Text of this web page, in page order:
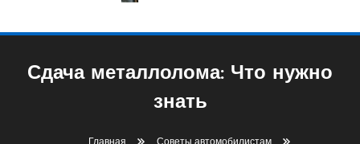
Сдача металлолома: Что нужно
знать
Главная
Советы автомобилистам